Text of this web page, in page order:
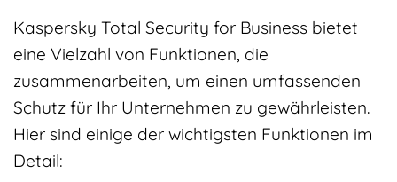
Kaspersky Total Security for Business bietet
eine Vielzahl von Funktionen, die
zusammenarbeiten, um einen umfassenden
Schutz für Ihr Unternehmen zu gewährleisten.
Hier sind einige der wichtigsten Funktionen im
Detail: